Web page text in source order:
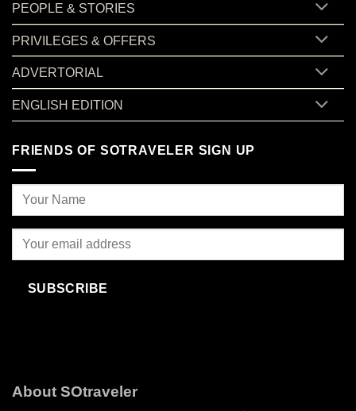
PEOPLE & STORIES
PRIVILEGES & OFFERS
ADVERTORIAL
ENGLISH EDITION
FRIENDS OF SOTRAVELER SIGN UP
SUBSCRIBE
About SOtraveler